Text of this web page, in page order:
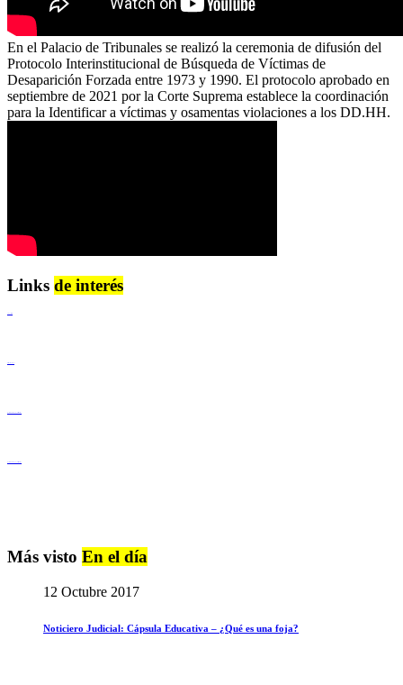
En el Palacio de Tribunales se realizó la ceremonia de difusión del
Protocolo Interinstitucional de Búsqueda de Víctimas de
Desaparición Forzada entre 1973 y 1990. El protocolo aprobado en
septiembre de 2021 por la Corte Suprema establece la coordinación
para la Identificar a víctimas y osamentas violaciones a los DD.HH.
Links de interés
Más visto En el día
12 Octubre 2017
Noticiero Judicial: Cápsula Educativa – ¿Qué es una foja?